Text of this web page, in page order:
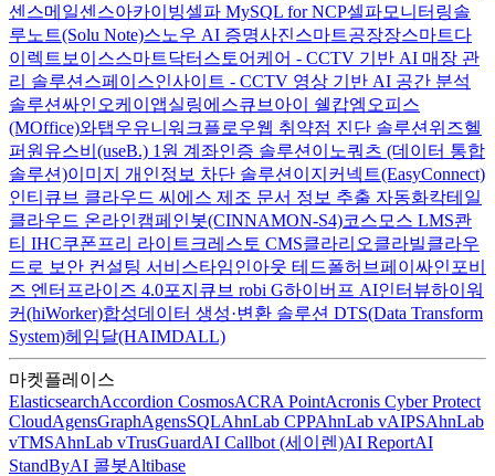
센스메일센스아카이빙셀파 MySQL for NCP셀파모니터링솔
루노트(Solu Note)스노우 AI 증명사진스마트공장장스마트다
이렉트보이스스마트닥터 스토어케어 - CCTV 기반 AI 매장 관
리 솔루션 스페이스인사이트 - CCTV 영상 기반 AI 공간 분석
솔루션싸인오케이 앱실링에스큐브아이 쉘캅엠오피스
(MOffice)와탭우유니 워크플로우웹 취약점 진단 솔루션 위즈헬
퍼원 유스비(useB.) 1원 계좌인증 솔루션 이노쿼츠 (데이터 통합
솔루션)이미지 개인정보 차단 솔루션 이지커넥트(EasyConnect)
인티큐브 클라우드 씨에스 제조 문서 정보 추출 자동화칵테일
클라우드 온라인캠페인봇(CINNAMON-S4)코스모스 LMS콴
티 IHC쿠폰프리 라이트 크레스토 CMS클라리오클라빌클라우
드로 보안 컨설팅 서비스타임인아웃 테드폴허브페이싸인 포비
즈 엔터프라이즈 4.0포지큐브 robi G하이버프 AI인터뷰하이워
커(hiWorker)합성데이터 생성·변환 솔루션 DTS(Data Transform
System)헤임달(HAIMDALL)
마켓플레이스
ElasticsearchAccordion CosmosACRA PointAcronis Cyber Protect
CloudAgensGraphAgensSQLAhnLab CPPAhnLab vAIPSAhnLab
vTMSAhnLab vTrusGuardAI Callbot (세이렌)AI ReportAI
StandByAI 콜봇Altibase